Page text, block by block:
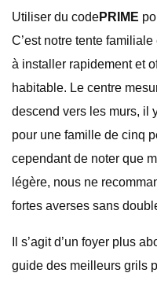
Utiliser du codePRIME
C’est notre tente
à installer rapidement et
habitable. Le centre
descend vers les murs, il
pour une famille de cinq
cependant de noter que
légère, nous ne
fortes averses sans
Il s’agit d’un foyer plus
guide des meilleurs grils